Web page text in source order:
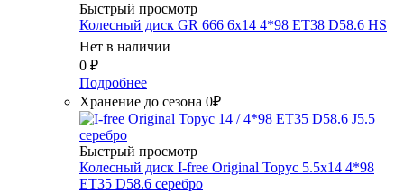
Быстрый просмотр
Колесный диск GR 666 6x14 4*98 ET38 D58.6 HS
Нет в наличии
0 ₽
Подробнее
Хранение до сезона 0₽
Быстрый просмотр
Колесный диск I-free Original Торус 5.5x14 4*98
ET35 D58.6 серебро